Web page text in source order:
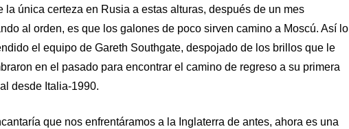
la única certeza en Rusia a estas alturas, después de un mes
al orden, es que los galones de poco sirven camino a Moscú. Así lo
el equipo de Gareth Southgate, despojado de los brillos que le
en el pasado para encontrar el camino de regreso a su primera
desde Italia-1990.
que nos enfrentáramos a la Inglaterra de antes, ahora es una